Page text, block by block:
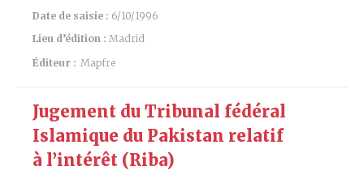
Date de saisie : 6/10/1996
Lieu d’édition : Madrid
Éditeur : Mapfre
Jugement du Tribunal fédéral
Islamique du Pakistan relatif
à l’intérêt (Riba)